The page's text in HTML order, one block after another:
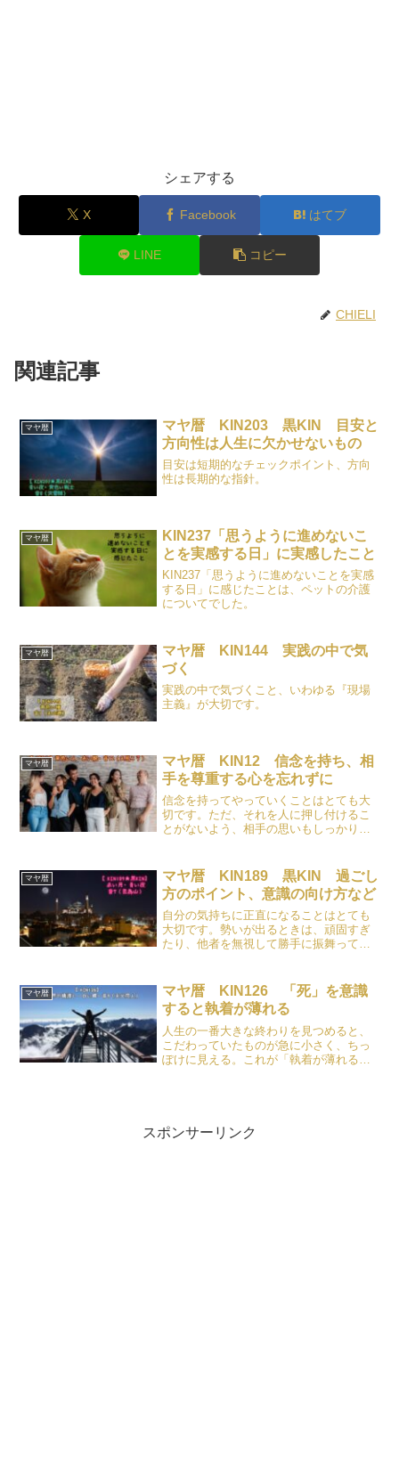
シェアする
X Facebook はてブ
LINE コピー
CHIELI
関連記事
マヤ暦
マヤ暦 KIN203 黒KIN 目安と
方向性は人生に欠かせないもの
目安は短期的なチェックポイント、方向
性は長期的な指針。
マヤ暦
KIN237「思うように進めないこ
とを実感する日」に実感したこと
KIN237「思うように進めないことを実感
する日」に感じたことは、ペットの介護
についてでした。
マヤ暦
マヤ暦 KIN144 実践の中で気
づく
実践の中で気づくこと、いわゆる『現場
主義』が大切です。
マヤ暦
マヤ暦 KIN12 信念を持ち、相
手を尊重する心を忘れずに
信念を持ってやっていくことはとても大
切です。ただ、それを人に押し付けるこ
とがないよう、相手の思いもしっかり尊
マヤ暦
マヤ暦 KIN189 黒KIN 過ごし
方のポイント、意識の向け方など
自分の気持ちに正直になることはとても
大切です。勢いが出るときは、頑固すぎ
たり、他者を無視して勝手に振舞ってし
とちょうど良いです。
マヤ暦
マヤ暦 KIN126 「死」を意識
すると執着が薄れる
人生の一番大きな終わりを見つめると、
こだわっていたものが急に小さく、ちっ
ぽけに見える。これが「執着が薄れる」
スポンサーリンク